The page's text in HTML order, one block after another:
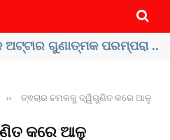
ଆଲୁମିନିୟର ପ୍ରକଳ୍ପ ସଙ୍ଗମ ...
›› ତ୍ଵଚାର ଚମକକୁ ଦ୍ୱିଗୁଣିତ କରେ ଆଳୁ
କରେ ଆଳୁ